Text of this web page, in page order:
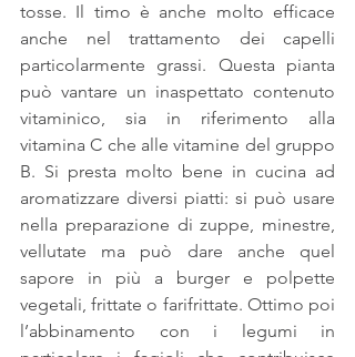
tosse. Il timo è anche molto efficace
anche nel trattamento dei capelli
particolarmente grassi. Questa pianta
può vantare un inaspettato contenuto
vitaminico, sia in riferimento alla
vitamina C che alle vitamine del gruppo
B. Si presta molto bene in cucina ad
aromatizzare diversi piatti: si può usare
nella preparazione di zuppe, minestre,
vellutate ma può dare anche quel
sapore in più a burger e polpette
vegetali, frittate o farifrittate. Ottimo poi
l’abbinamento con i legumi in